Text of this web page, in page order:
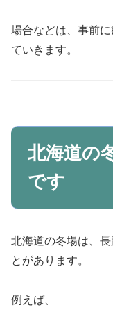
場合などは、事前
ていきます。
北海道の
です
北海道の冬場は、
とがあります。
例えば、